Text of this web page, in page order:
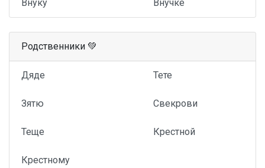
Внуку Внучке
Родственники 💚
Дяде Тете
Зятю Свекрови
Теще Крестной
Крестному